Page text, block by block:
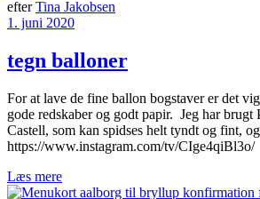
efter Tina Jakobsen
1. juni 2020
tegn balloner
For at lave de fine ballon bogstaver er det
gode redskaber og godt papir. Jeg har brugt
Castell, som kan spidses helt tyndt og fint,
https://www.instagram.com/tv/
Læs mere